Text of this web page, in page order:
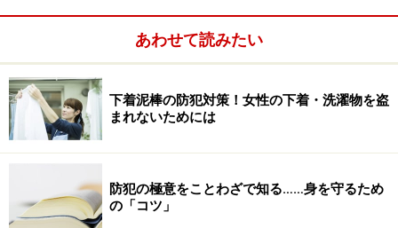
表札に家族全員の名前を表示してあれば家族構成から子
どもの名前までわかってしまうのです。
不審者やよからぬ考えを持った人物が、その家から出て
きた子どもに表札にあった名前を呼んで親しげに話しか
かねないのです。
あわせて読みたい
下着泥棒の防犯対策！女性の下着・洗濯物を盗
まれないためには
防犯の極意をことわざで知る……身を守るため
の「コツ」